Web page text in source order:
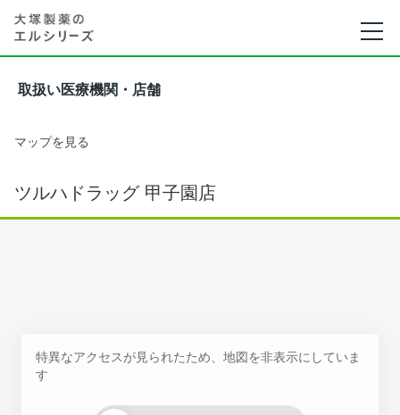
取扱い医療機関・店舗
マップを見る
ツルハドラッグ 甲子園店
特異なアクセスが見られたため、地図を非表示にしていま
す